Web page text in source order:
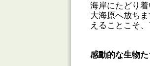
海岸にたどり
大海原へ放ち
えることこそ
感動的な生物